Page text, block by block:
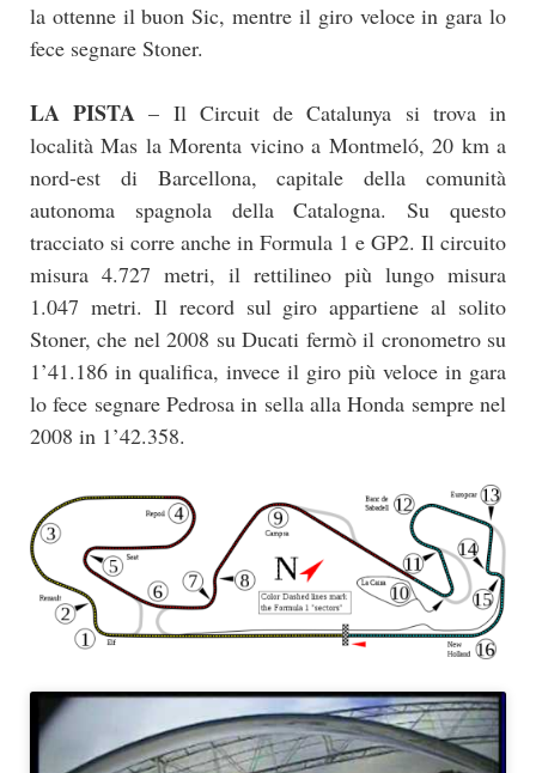
la ottenne il buon Sic, mentre il giro veloce in gara lo
fece segnare Stoner.
LA PISTA – Il Circuit de Catalunya si trova in
località Mas la Morenta vicino a Montmeló, 20 km a
nord-est di Barcellona, capitale della comunità
autonoma spagnola della Catalogna. Su questo
tracciato si corre anche in Formula 1 e GP2. Il circuito
misura 4.727 metri, il rettilineo più lungo misura
1.047 metri. Il record sul giro appartiene al solito
Stoner, che nel 2008 su Ducati fermò il cronometro su
1’41.186 in qualifica, invece il giro più veloce in gara
lo fece segnare Pedrosa in sella alla Honda sempre nel
2008 in 1’42.358.